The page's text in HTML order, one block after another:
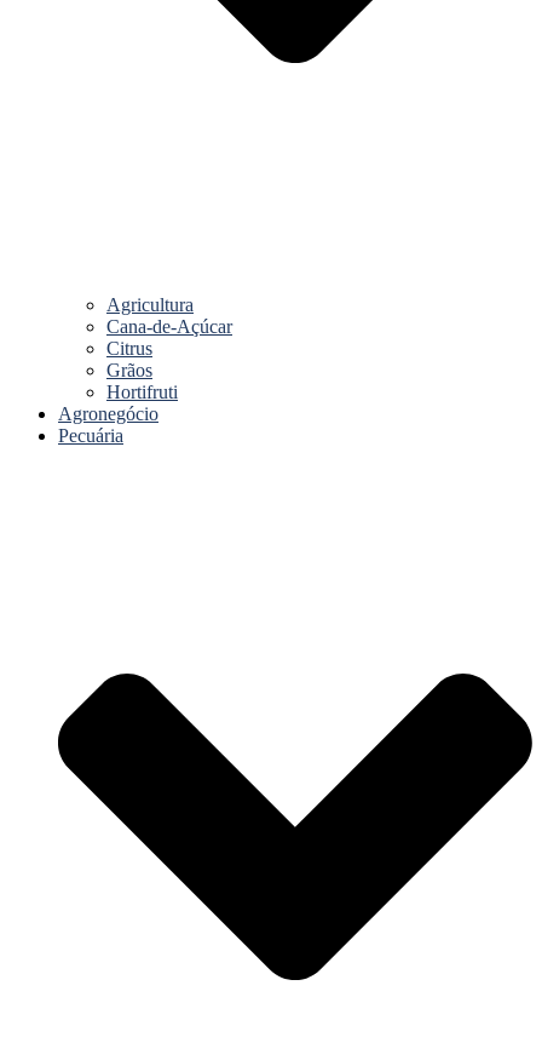
Agricultura
Cana-de-Açúcar
Citrus
Grãos
Hortifruti
Agronegócio
Pecuária